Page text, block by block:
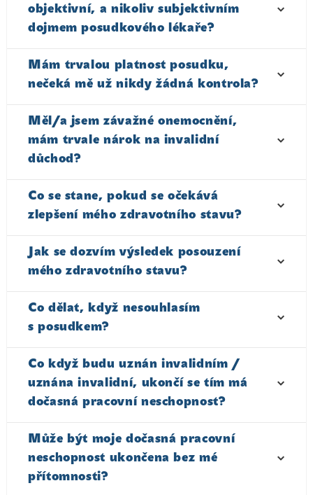
objektivní, a nikoliv subjektivním
dojmem posudkového lékaře?
Mám trvalou platnost posudku,
nečeká mě už nikdy žádná kontrola?
Měl/a jsem závažné onemocnění,
mám trvale nárok na invalidní
důchod?
Co se stane, pokud se očekává
zlepšení mého zdravotního stavu?
Jak se dozvím výsledek posouzení
mého zdravotního stavu?
Co dělat, když nesouhlasím
s posudkem?
Co když budu uznán invalidním /
uznána invalidní, ukončí se tím má
dočasná pracovní neschopnost?
Může být moje dočasná pracovní
neschopnost ukončena bez mé
přítomnosti?